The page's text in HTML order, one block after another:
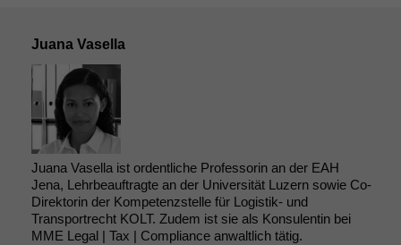
Juana Vasella
Juana Vasella ist ordentliche Professorin an der EAH
Jena, Lehrbeauftragte an der Universität Luzern sowie Co-
Direktorin der Kompetenzstelle für Logistik- und
Transportrecht KOLT. Zudem ist sie als Konsulentin bei
MME Legal | Tax | Compliance anwaltlich tätig.